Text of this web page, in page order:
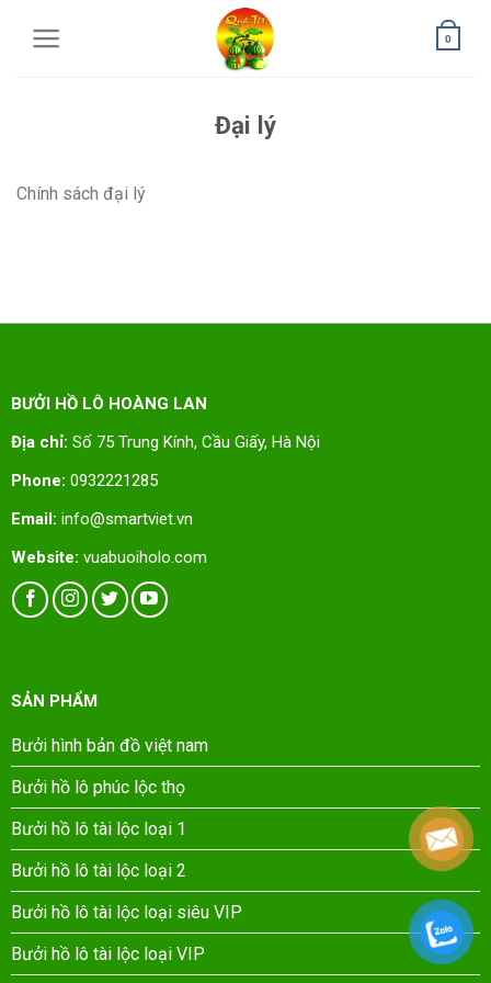
0
Đại lý
Chính sách đại lý
BƯỞI HỒ LÔ HOÀNG LAN
Địa chỉ: Số 75 Trung Kính, Cầu Giấy, Hà Nội
Phone: 0932221285
Email: info@smartviet.vn
Website: vuabuoiholo.com
SẢN PHẨM
Bưởi hình bản đồ việt nam
Bưởi hồ lô phúc lộc thọ
Bưởi hồ lô tài lộc loại 1
Bưởi hồ lô tài lộc loại 2
Bưởi hồ lô tài lộc loại siêu VIP
Bưởi hồ lô tài lộc loại VIP